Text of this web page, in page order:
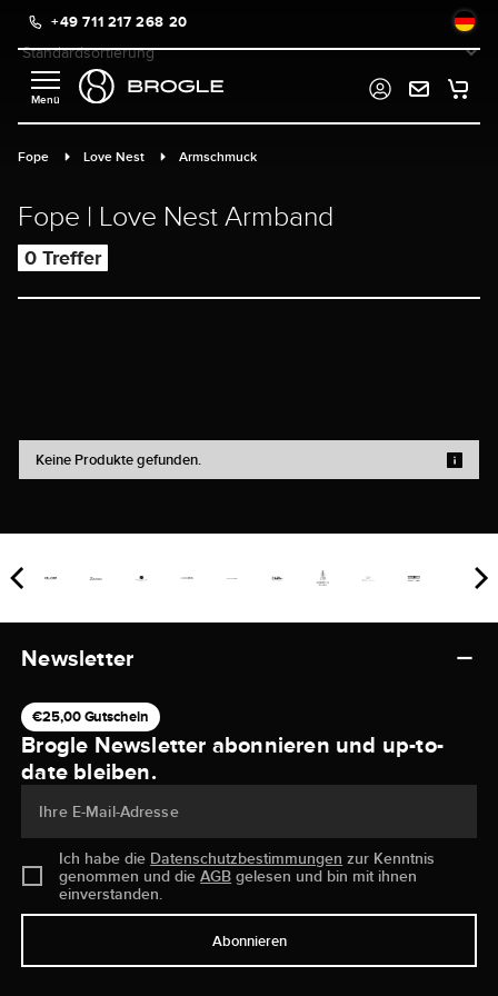
springen
+49 711 217 268 20
Fope Love Nest Armschmuck
Fope | Love Nest Armband
0 Treffer
Keine Produkte gefunden.
Newsletter
€25,00 Gutschein
Brogle Newsletter abonnieren und up-to-
date bleiben.
Ihre E-Mail-Adresse
Ich habe die Datenschutzbestimmungen zur Kenntnis
genommen und dieAGB gelesen und bin mit ihnen
einverstanden.
Abonnieren